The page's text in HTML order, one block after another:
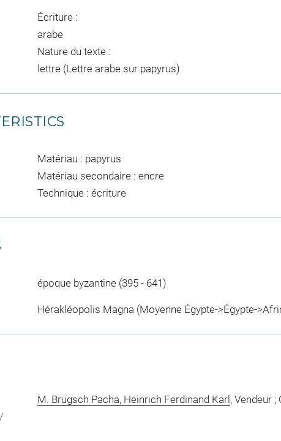
Écriture :
arabe
Nature du texte :
lettre (Lettre arabe sur papyrus)
Matériau : papyrus
Matériau secondaire : encre
Technique : écriture
époque byzantine (395 - 641)
Hérakléopolis Magna (Moyenne Égypte->Égypte-
M. Brugsch Pacha, Heinrich Ferdinand Karl , Vendeur